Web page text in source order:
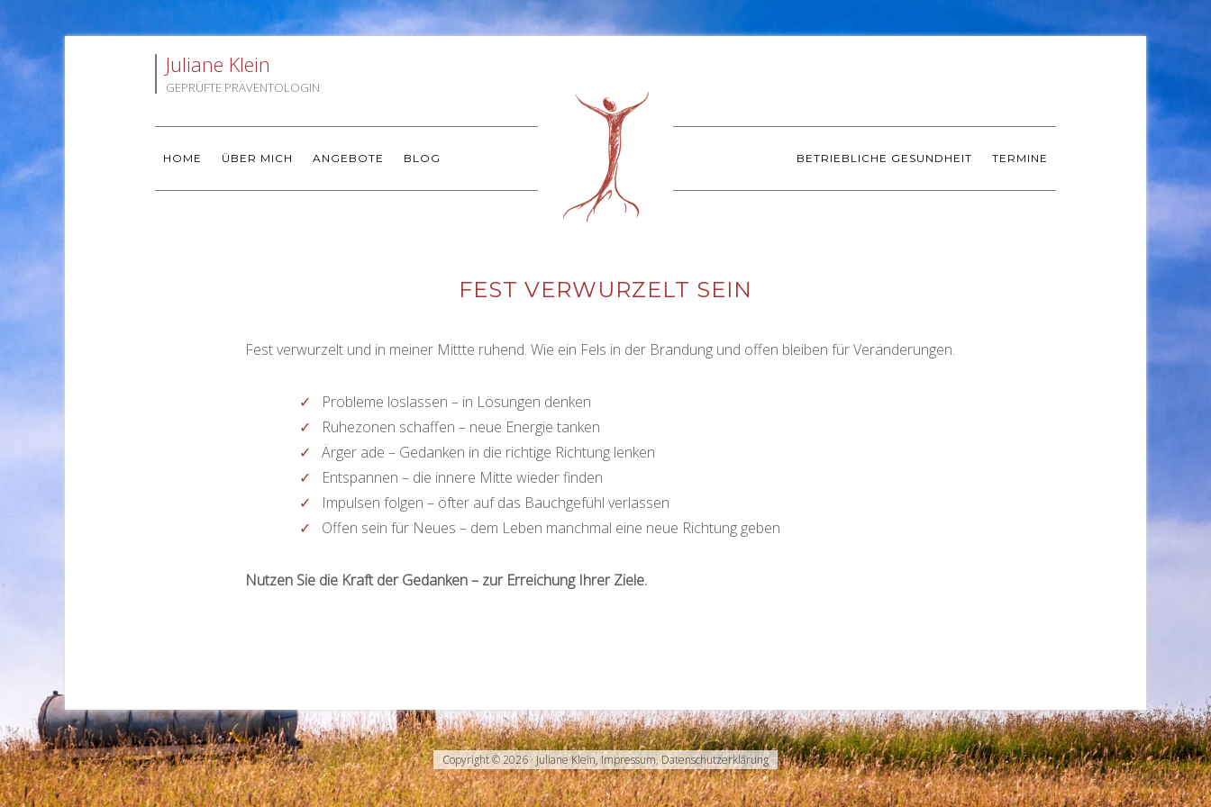
Juliane Klein
GEPRÜFTE PRÄVENTOLOGIN
HOME ÜBER MICH ANGEBOTE BLOG BETRIEBLICHE GESUNDHEIT TERMINE
FEST VERWURZELT SEIN
Fest verwurzelt und in meiner Mittte ruhend. Wie ein Fels in der Brandung und offen bleiben für Veränderungen.
Probleme loslassen – in Lösungen denken
Ruhezonen schaffen – neue Energie tanken
Ärger ade – Gedanken in die richtige Richtung lenken
Entspannen – die innere Mitte wieder finden
Impulsen folgen – öfter auf das Bauchgefühl verlassen
Offen sein für Neues – dem Leben manchmal eine neue Richtung geben
Nutzen Sie die Kraft der Gedanken – zur Erreichung Ihrer Ziele.
Copyright © 2026 · Juliane Klein, Impressum, Datenschutzerklärung